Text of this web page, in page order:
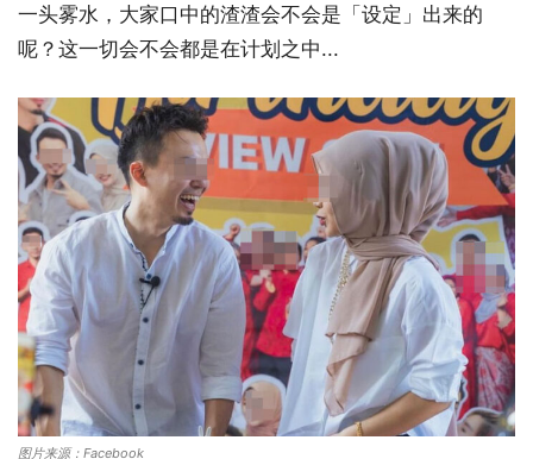
一头雾水，大家口中的渣渣会不会是「设定」出来的
呢？这一切会不会都是在计划之中...
图片来源：Facebook